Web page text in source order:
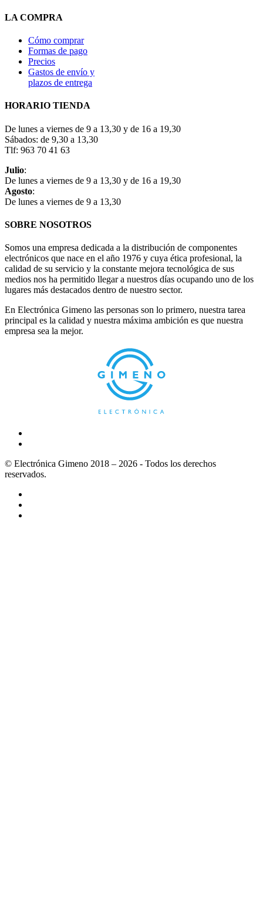
LA COMPRA
Cómo comprar
Formas de pago
Precios
Gastos de envío y
plazos de entrega
HORARIO TIENDA
De lunes a viernes de 9 a 13,30 y de 16 a 19,30
Sábados: de 9,30 a 13,30
Tlf: 963 70 41 63
Julio:
De lunes a viernes de 9 a 13,30 y de 16 a 19,30
Agosto:
De lunes a viernes de 9 a 13,30
SOBRE NOSOTROS
Somos una empresa dedicada a la distribución de componentes
electrónicos que nace en el año 1976 y cuya ética profesional, la
calidad de su servicio y la constante mejora tecnológica de sus
medios nos ha permitido llegar a nuestros días ocupando uno de los
lugares más destacados dentro de nuestro sector.
En Electrónica Gimeno las personas son lo primero, nuestra tarea
principal es la calidad y nuestra máxima ambición es que nuestra
empresa sea la mejor.
© Electrónica Gimeno 2018 – 2026 - Todos los derechos
reservados.